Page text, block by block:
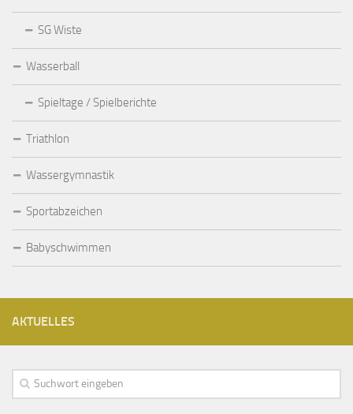
SG Wiste
Wasserball
Spieltage / Spielberichte
Triathlon
Wassergymnastik
Sportabzeichen
Babyschwimmen
AKTUELLES